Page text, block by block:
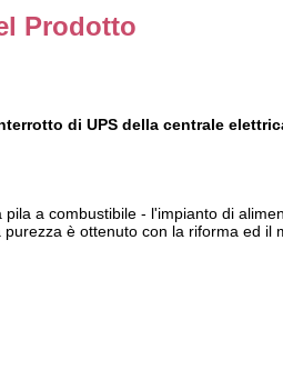
Prodotto
di UPS della centrale
a combustibile - l'impianto di
è ottenuto con la riforma ed